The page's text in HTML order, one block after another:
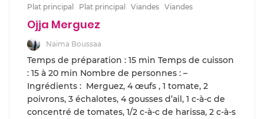
Plat principal Plat principal Viandes Viandes
Ojja Merguez
Naima Boussaa
Temps de préparation : 15 min Temps de cuisson
: 15 à 20 min Nombre de personnes : –
Ingrédients : Merguez, 4 œufs , 1 tomate, 2
poivrons, 3 échalotes, 4 gousses d’ail, 1 c-à-c de
concentré de tomates, 1/2 c-à-c de harissa, 2 c-à-s